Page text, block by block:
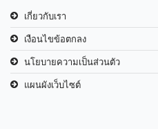
เกี่ยวกับเรา
เงือนไขข้อตกลง
นโยบายความเป็นส่วนตัว
แผนผังเว็บไซต์